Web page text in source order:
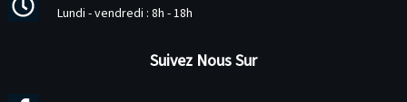
Lundi - vendredi : 8h - 18h
Suivez Nous Sur